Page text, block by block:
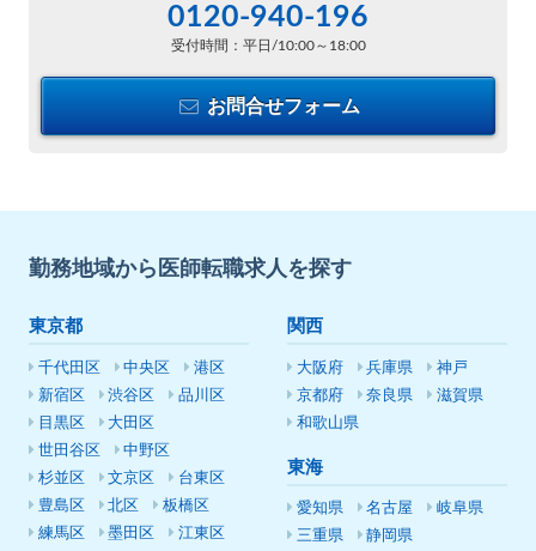
0120-940-196
受付時間：平日/10:00～18:00
お問合せフォーム
勤務地域から医師転職求人を探す
東京都
千代田区 中央区
港区
新宿区
渋谷区
品川区
目黒区
大田区
世田谷区
中野区
杉並区
文京区
台東区
豊島区
北区
板橋区
練馬区
墨田区
江東区
関西
大阪府 兵庫県
神戸
京都府
奈良県
滋賀県
和歌山県
東海
愛知県 名古屋
岐阜県
三重県
静岡県